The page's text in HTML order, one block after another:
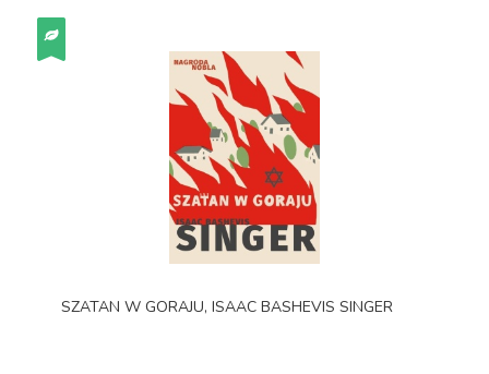
SZATAN W GORAJU, ISAAC BASHEVIS SINGER